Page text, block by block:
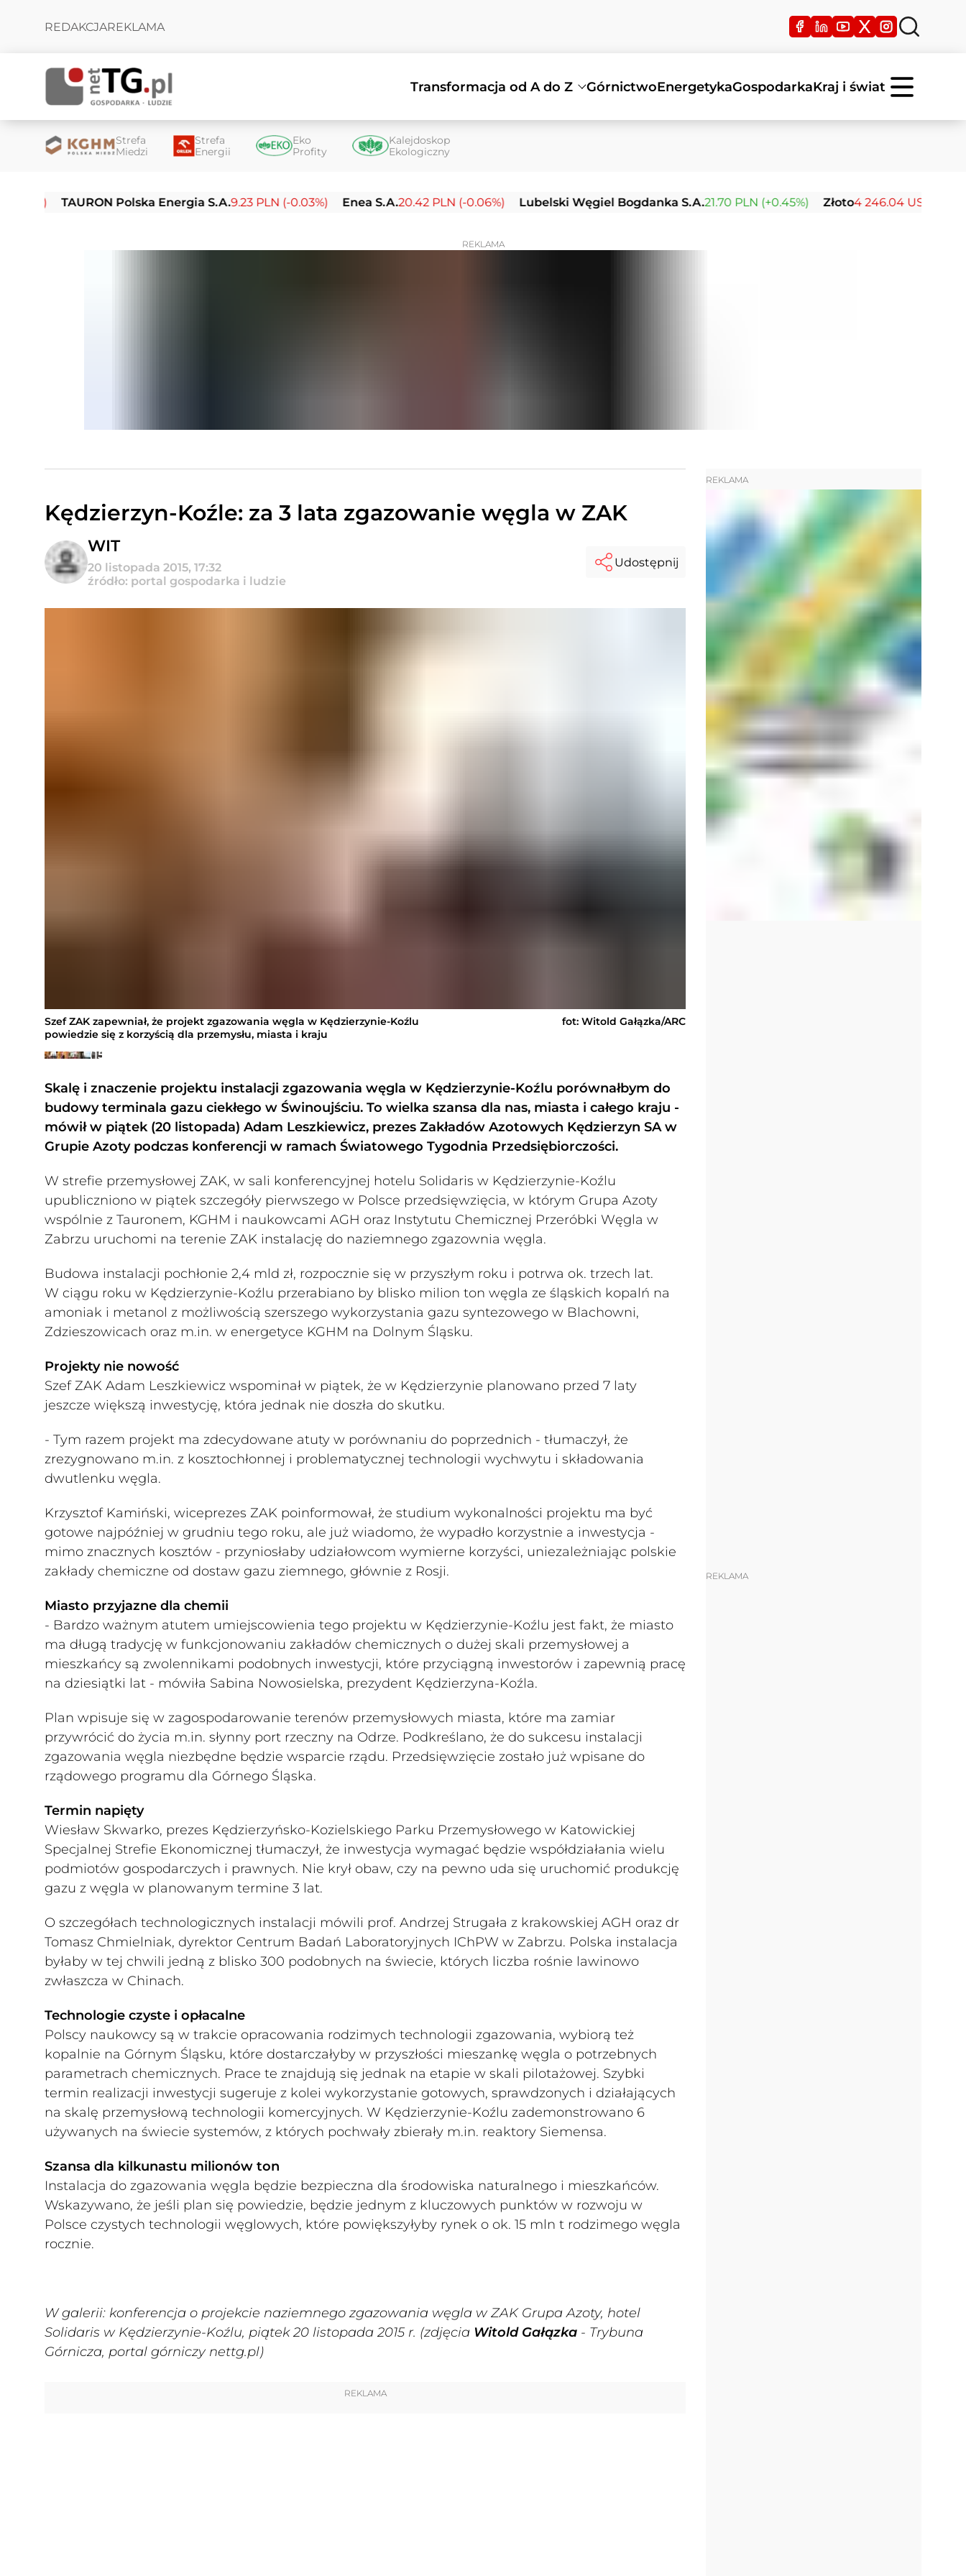
REDAKCJAREKLAMA
Transformacja od A do Z GórnictwoEnergetykaGospodarkaKraj i świat
Strefa
Miedzi
Strefa
Energii
Eko
Profity
Kalejdoskop
Ekologiczny
TAURON Polska Energia S.A.9.23 PLN (-0.03%) Enea S.A.20.42 PLN (-0.06%) Lubelski Węgiel Bogdanka S.A.21.70 PLN (+0.45%) Złoto4 246.04 USD (-0.08%)
REKLAMA
Kędzierzyn-Koźle: za 3 lata zgazowanie węgla w ZAK
WIT
20 listopada 2015, 17:32
źródło: portal gospodarka i ludzie
Udostępnij
Szef ZAK zapewniał, że projekt zgazowania węgla w Kędzierzynie-Koźlu
powiedzie się z korzyścią dla przemysłu, miasta i kraju
fot: Witold Gałązka/ARC
Galeria
(15
Skalę i znaczenie projektu instalacji zgazowania węgla w Kędzierzynie-Koźlu porównałbym do
budowy terminala gazu ciekłego w Świnoujściu. To wielka szansa dla nas, miasta i całego kraju -
mówił w piątek (20 listopada) Adam Leszkiewicz, prezes Zakładów Azotowych Kędzierzyn SA w
Grupie Azoty podczas konferencji w ramach Światowego Tygodnia Przedsiębiorczości.
W strefie przemysłowej ZAK, w sali konferencyjnej hotelu Solidaris w Kędzierzynie-Koźlu
upubliczniono w piątek szczegóły pierwszego w Polsce przedsięwzięcia, w którym Grupa Azoty
wspólnie z Tauronem, KGHM i naukowcami AGH oraz Instytutu Chemicznej Przeróbki Węgla w
Zabrzu uruchomi na terenie ZAK instalację do naziemnego zgazownia węgla.
Budowa instalacji pochłonie 2,4 mld zł, rozpocznie się w przyszłym roku i potrwa ok. trzech lat.
W ciągu roku w Kędzierzynie-Koźlu przerabiano by blisko milion ton węgla ze śląskich kopalń na
amoniak i metanol z możliwością szerszego wykorzystania gazu syntezowego w Blachowni,
Zdzieszowicach oraz m.in. w energetyce KGHM na Dolnym Śląsku.
Projekty nie nowość
Szef ZAK Adam Leszkiewicz wspominał w piątek, że w Kędzierzynie planowano przed 7 laty
jeszcze większą inwestycję, która jednak nie doszła do skutku.
- Tym razem projekt ma zdecydowane atuty w porównaniu do poprzednich - tłumaczył, że
zrezygnowano m.in. z kosztochłonnej i problematycznej technologii wychwytu i składowania
dwutlenku węgla.
Krzysztof Kamiński, wiceprezes ZAK poinformował, że studium wykonalności projektu ma być
gotowe najpóźniej w grudniu tego roku, ale już wiadomo, że wypadło korzystnie a inwestycja -
mimo znacznych kosztów - przyniosłaby udziałowcom wymierne korzyści, uniezależniając polskie
zakłady chemiczne od dostaw gazu ziemnego, głównie z Rosji.
Miasto przyjazne dla chemii
- Bardzo ważnym atutem umiejscowienia tego projektu w Kędzierzynie-Koźlu jest fakt, że miasto
ma długą tradycję w funkcjonowaniu zakładów chemicznych o dużej skali przemysłowej a
mieszkańcy są zwolennikami podobnych inwestycji, które przyciągną inwestorów i zapewnią pracę
na dziesiątki lat - mówiła Sabina Nowosielska, prezydent Kędzierzyna-Koźla.
Plan wpisuje się w zagospodarowanie terenów przemysłowych miasta, które ma zamiar
przywrócić do życia m.in. słynny port rzeczny na Odrze. Podkreślano, że do sukcesu instalacji
zgazowania węgla niezbędne będzie wsparcie rządu. Przedsięwzięcie zostało już wpisane do
rządowego programu dla Górnego Śląska.
Termin napięty
Wiesław Skwarko, prezes Kędzierzyńsko-Kozielskiego Parku Przemysłowego w Katowickiej
Specjalnej Strefie Ekonomicznej tłumaczył, że inwestycja wymagać będzie współdziałania wielu
podmiotów gospodarczych i prawnych. Nie krył obaw, czy na pewno uda się uruchomić produkcję
gazu z węgla w planowanym termine 3 lat.
O szczegółach technologicznych instalacji mówili prof. Andrzej Strugała z krakowskiej AGH oraz dr
Tomasz Chmielniak, dyrektor Centrum Badań Laboratoryjnych IChPW w Zabrzu. Polska instalacja
byłaby w tej chwili jedną z blisko 300 podobnych na świecie, których liczba rośnie lawinowo
zwłaszcza w Chinach.
Technologie czyste i opłacalne
Polscy naukowcy są w trakcie opracowania rodzimych technologii zgazowania, wybiorą też
kopalnie na Górnym Śląsku, które dostarczałyby w przyszłości mieszankę węgla o potrzebnych
parametrach chemicznych. Prace te znajdują się jednak na etapie w skali pilotażowej. Szybki
termin realizacji inwestycji sugeruje z kolei wykorzystanie gotowych, sprawdzonych i działających
na skalę przemysłową technologii komercyjnych. W Kędzierzynie-Koźlu zademonstrowano 6
używanych na świecie systemów, z których pochwały zbierały m.in. reaktory Siemensa.
Szansa dla kilkunastu milionów ton
Instalacja do zgazowania węgla będzie bezpieczna dla środowiska naturalnego i mieszkańców.
Wskazywano, że jeśli plan się powiedzie, będzie jednym z kluczowych punktów w rozwoju w
Polsce czystych technologii węglowych, które powiększyłyby rynek o ok. 15 mln t rodzimego węgla
rocznie.
W galerii: konferencja o projekcie naziemnego zgazowania węgla w ZAK Grupa Azoty, hotel
Solidaris w Kędzierzynie-Koźlu, piątek 20 listopada 2015 r. (zdjęcia Witold Gałązka - Trybuna
Górnicza, portal górniczy nettg.pl)
REKLAMA
REKLAMA
REKLAMA